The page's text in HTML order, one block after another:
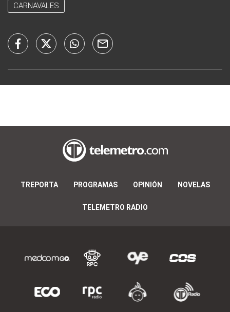
CARNAVALES
TREPORTA PROGRAMAS OPINIÓN NOVELAS
TELEMETRO RADIO